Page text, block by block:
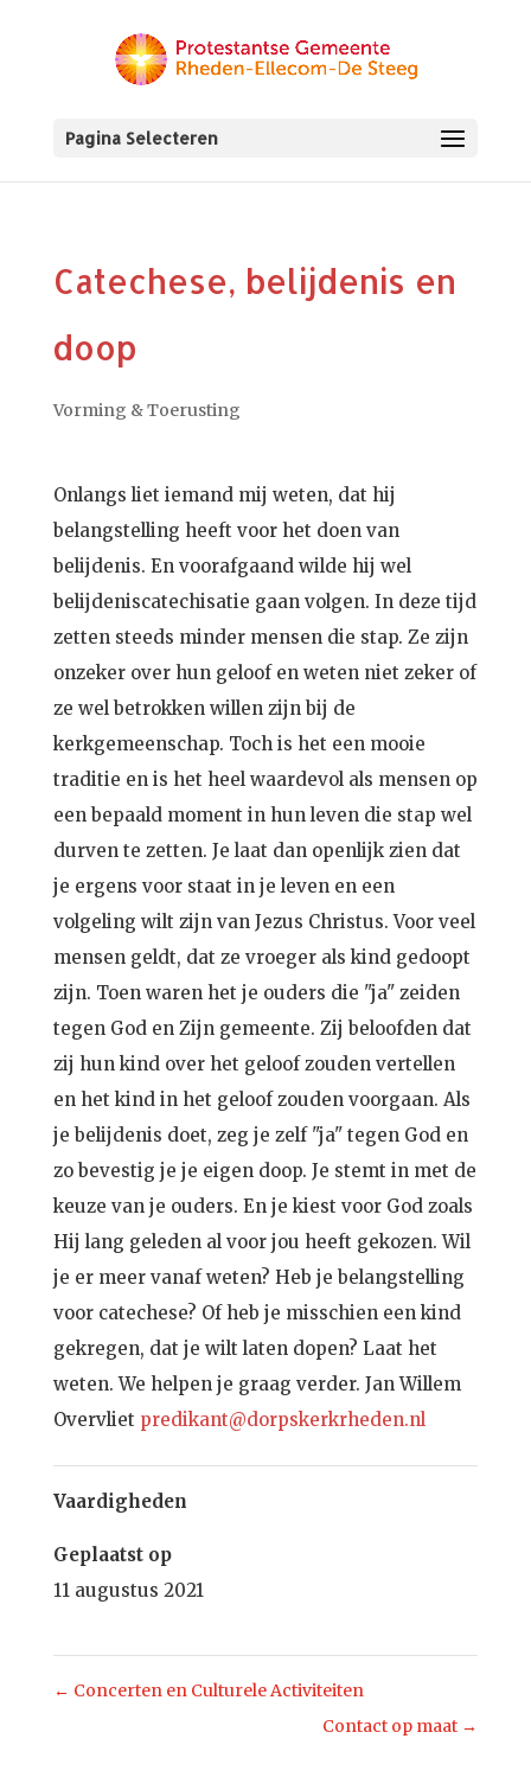
Pagina Selecteren
Catechese, belijdenis en
doop
Vorming & Toerusting
Onlangs liet iemand mij weten, dat hij
belangstelling heeft voor het doen van
belijdenis. En voorafgaand wilde hij wel
belijdeniscatechisatie gaan volgen. In deze tijd
zetten steeds minder mensen die stap. Ze zijn
onzeker over hun geloof en weten niet zeker of
ze wel betrokken willen zijn bij de
kerkgemeenschap. Toch is het een mooie
traditie en is het heel waardevol als mensen op
een bepaald moment in hun leven die stap wel
durven te zetten. Je laat dan openlijk zien dat
je ergens voor staat in je leven en een
volgeling wilt zijn van Jezus Christus. Voor veel
mensen geldt, dat ze vroeger als kind gedoopt
zijn. Toen waren het je ouders die "ja" zeiden
tegen God en Zijn gemeente. Zij beloofden dat
zij hun kind over het geloof zouden vertellen
en het kind in het geloof zouden voorgaan. Als
je belijdenis doet, zeg je zelf "ja" tegen God en
zo bevestig je je eigen doop. Je stemt in met de
keuze van je ouders. En je kiest voor God zoals
Hij lang geleden al voor jou heeft gekozen. Wil
je er meer vanaf weten? Heb je belangstelling
voor catechese? Of heb je misschien een kind
gekregen, dat je wilt laten dopen? Laat het
weten. We helpen je graag verder. Jan Willem
Overvliet predikant@dorpskerkrheden.nl
Vaardigheden
Geplaatst op
11 augustus 2021
← Concerten en Culturele Activiteiten
Contact op maat →